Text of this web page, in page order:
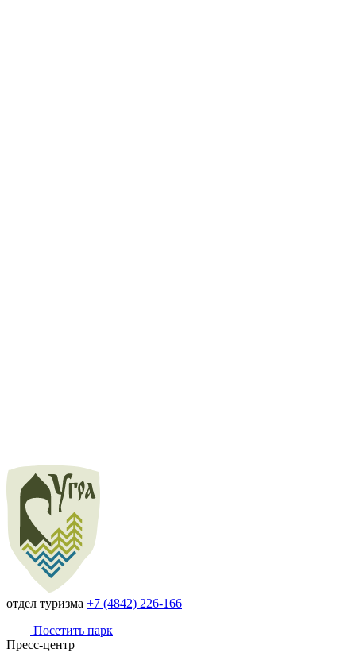
отдел туризма +7 (4842) 226-166
Посетить парк
Пресс-центр